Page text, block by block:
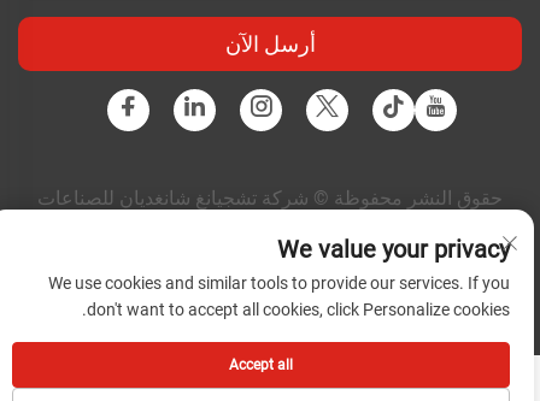
أرسل الآن
حقوق النشر محفوظة © شركة تشجيانغ شانغديان للصناعات
الخصوصية
We value your privacy
We use cookies and similar tools to provide our services. If you
don't want to accept all cookies, click Personalize cookies.
Accept all